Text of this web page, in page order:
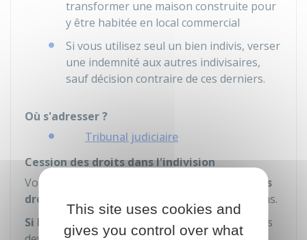
transformer une maison construite pour
y être habitée en local commercial
Si vous utilisez seul un bien indivis, verser
une indemnité aux autres indivisaires,
sauf décision contraire de ces derniers.
Où s'adresser ?
Tribunal judiciaire
Cession des droits dans l'indivision
Vous ou un autre indivisaire pouvez
vendre vos
droits
dans l'indivision sous certaines conditions.
Si le repreneur est un tiers à l'indivision
, vous
This site uses cookies and
gives you control over what